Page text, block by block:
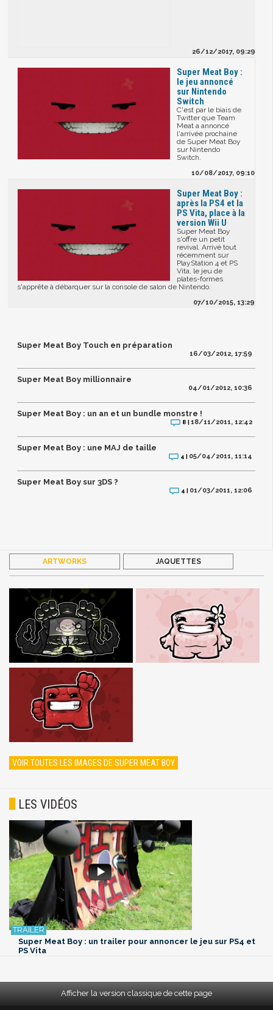
26/12/2017, 09:29
Super Meat Boy :
le jeu annoncé
sur Nintendo
Switch
C'est par le biais de
Twitter que Team
Meat a annoncé
l'arrivée prochaine
de Super Meat Boy
sur Nintendo
Switch.
10/08/2017, 09:10
Super Meat Boy :
après la PS4 et la
PS Vita, place à la
version Wii U
Super Meat Boy
s'offre un petit
revival. Arrivé tout
récemment sur
PlayStation 4 et PS
Vita, le jeu de
plates-formes
s'apprête à débarquer sur la console de salon de Nintendo.
07/10/2015, 13:29
Super Meat Boy Touch en préparation
16/03/2012, 17:59
Super Meat Boy millionnaire
04/01/2012, 10:36
Super Meat Boy : un an et un bundle monstre !
8 |18/11/2011, 12:42
Super Meat Boy : une MAJ de taille
4 | 05/04/2011, 11:14
Super Meat Boy sur 3DS ?
4 | 01/03/2011, 12:06
ARTWORKS JAQUETTES
VOIR TOUTES LES IMAGES DE SUPER MEAT BOY
LES VIDÉOS
Super Meat Boy : un trailer pour annoncer le jeu sur PS4 et
PS Vita
Afficher la version classique de cette page